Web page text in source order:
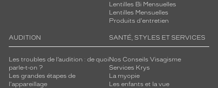
Lentilles Bi Mensuelles
Lentilles Mensuelles
Produits d'entretien
AUDITION
Les troubles de l’audition : de quoi
parle-t-on ?
Les grandes étapes de
l'appareillage
SANTÉ, STYLES ET SERVICES
Nos Conseils Visagisme
Services Krys
La myopie
Les enfants et la vue